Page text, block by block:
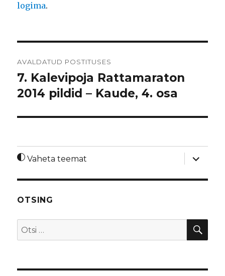
logima.
AVALDATUD POSTITUSES
7. Kalevipoja Rattamaraton
2014 pildid – Kaude, 4. osa
Vaheta teemat
laienda
OTSING
Otsi: